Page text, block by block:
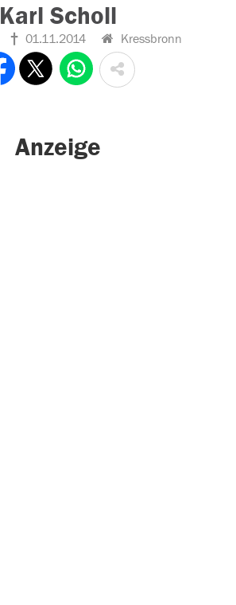
Karl Scholl
01.11.2014 Kressbronn
Anzeige